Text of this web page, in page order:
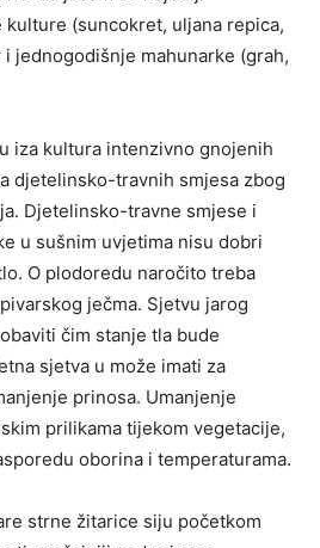
(suncokret, uljana repica,
jednogodišnje mahunarke (grah,
iza kultura intenzivno gnojenih
djetelinsko-travnih smjesa zbog
Djetelinsko-travne smjese i
u sušnim uvjetima nisu dobri
O plodoredu naročito treba
ječma. Sjetvu jarog
čim stanje tla bude
sjetva u može imati za
prinosa. Umanjenje
prilikama tijekom vegetacije,
oborina i temperaturama.
strne žitarice siju početkom